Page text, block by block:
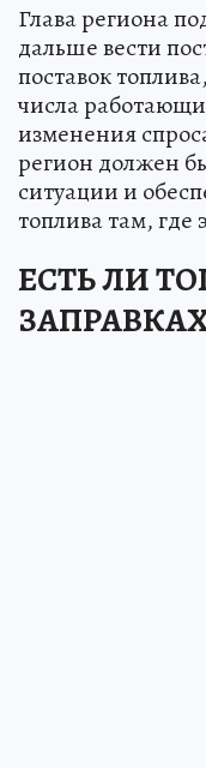
Глава региона
дальше вести
поставок
числа
изменения
регион должен
ситуации и
топлива там, где
ЕСТЬ ЛИ